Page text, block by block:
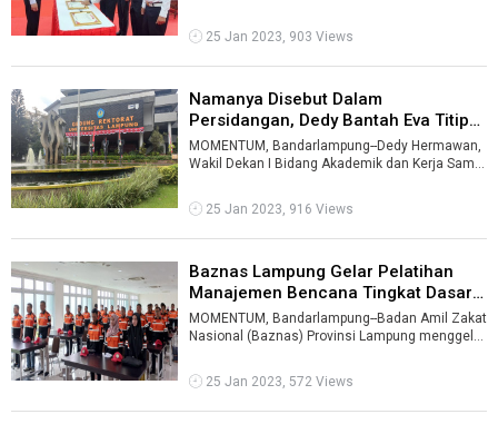
ko ...
25 Jan 2023, 903 Views
Namanya Disebut Dalam
Persidangan, Dedy Bantah Eva Titip
Mahasisw ...
MOMENTUM, Bandarlampung--Dedy Hermawan,
Wakil Dekan I Bidang Akademik dan Kerja Sama
25 Jan 2023, 916 Views
Baznas Lampung Gelar Pelatihan
Manajemen Bencana Tingkat Dasar
...
MOMENTUM, Bandarlampung--Badan Amil Zakat
Nasional (Baznas) Provinsi Lampung menggelar
25 Jan 2023, 572 Views